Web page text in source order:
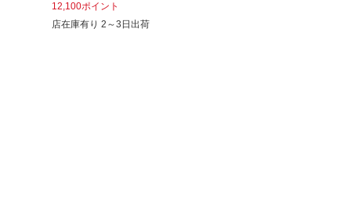
12,100ポイント
店在庫有り 2～3日出荷